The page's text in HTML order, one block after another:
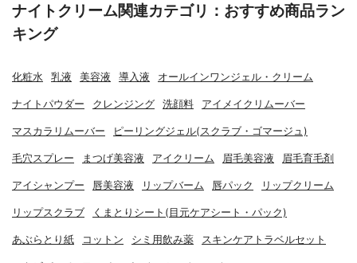
ナイトクリーム関連カテゴリ：おすすめ商品ラン
キング
化粧水 乳液 美容液 導入液 オールインワンジェル・クリーム
ナイトパウダー クレンジング 洗顔料 アイメイクリムーバー
マスカラリムーバー ピーリングジェル(スクラブ・ゴマージュ)
毛穴スプレー まつげ美容液 アイクリーム 眉毛美容液 眉毛育毛剤
アイシャンプー 唇美容液 リップバーム 唇パック リップクリーム
リップスクラブ くまとりシート(目元ケアシート・パック)
あぶらとり紙 コットン シミ用飲み薬 スキンケアトラベルセット